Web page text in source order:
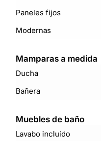
Paneles fijos
Modernas
Mamparas a medida
Ducha
Bañera
Muebles de baño
Lavabo incluido